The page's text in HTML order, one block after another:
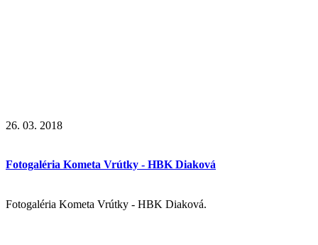
26. 03. 2018
Fotogaléria Kometa Vrútky - HBK Diaková
Fotogaléria Kometa Vrútky - HBK Diaková.